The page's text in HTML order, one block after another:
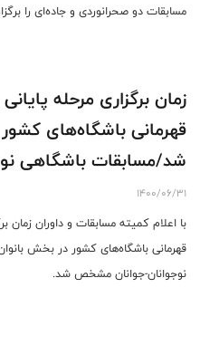
مسابقات دو صحرانوردی و جاده‌ای را
زمان برگزاری مرحله
قهرمانی باشگاه‌های
شد/مسابقات باشگاهی
خواهد شد
1400/06/31
با اعلام کمیته مسابقات و داوران زمان
قهرمانی باشگاه‌های کشور در بخش
نوجوانان-جوانان مشخص شد.